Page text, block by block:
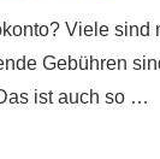
Viele sind
Gebühren
ist auch so …